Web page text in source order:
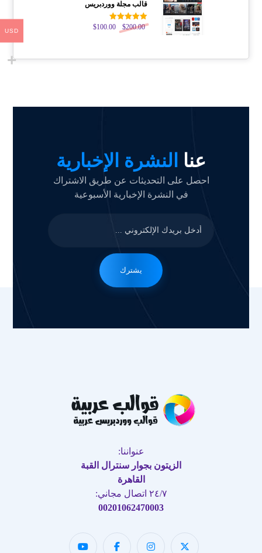
قالب مجلة ووردبريس
تم التقييم
من 5
$200.00
$100.00
عنا النشرة الإخبارية
احصل على التحديثات عن طريق الاشتراك
في النشرة الإخبارية الأسبوعية
يشترك
عنواننا:
الزيتون بجوار سنترال القبة
القاهرة
٢٤/٧ اتصال مجاني:
00201062470003
USD